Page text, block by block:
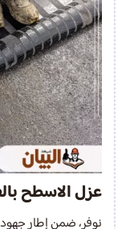
عزل الاسطح
نوفر، ضمن إطار